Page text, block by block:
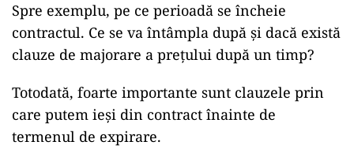
Spre exemplu, pe ce perioadă se încheie
contractul. Ce se va întâmpla după și dacă există
clauze de majorare a prețului după un timp?
Totodată, foarte importante sunt clauzele prin
care putem ieși din contract înainte de
termenul de expirare.